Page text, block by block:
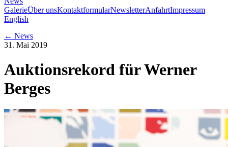
GalerieÜber unsKontaktformularNewsletterAnfahrtImpressum
English
← News
31. Mai 2019
Auktionsrekord für Werner
Berges